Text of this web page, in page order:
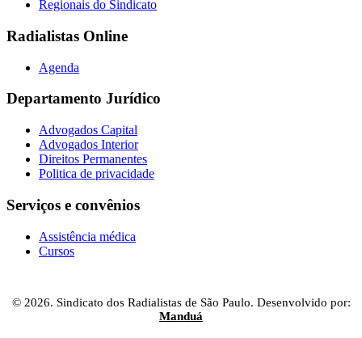
Regionais do Sindicato
Radialistas Online
Agenda
Departamento Jurídico
Advogados Capital
Advogados Interior
Direitos Permanentes
Politica de privacidade
Serviços e convênios
Assistência médica
Cursos
© 2026. Sindicato dos Radialistas de São Paulo. Desenvolvido por:
Manduá